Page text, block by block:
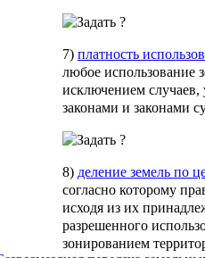
7) платность
любое использование
исключением
законами и законами
8) деление земель по
согласно которому
исходя из их
разрешенного
зонированием